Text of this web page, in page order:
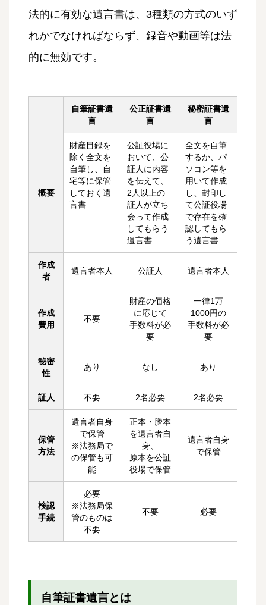
法的に有効な遺言書は、3種類の方式のいず
れかでなければならず、録音や動画等は法
的に無効です。
自筆証書遺
言
公正証書遺
言
秘密証書遺
言
概要
財産目録を
除く全文を
自筆し、自
宅等に保管
しておく遺
言書
公証役場に
おいて、公
証人に内容
を伝えて、
2人以上の
証人が立ち
会って作成
してもらう
遺言書
全文を自筆
するか、パ
ソコン等を
用いて作成
し、封印し
て公証役場
で存在を確
認してもら
う遺言書
作成
者
遺言者本人 公証人 遺言者本人
作成
費用
不要
財産の価格
に応じて
手数料が必
要
一律1万
1000円の
手数料が必
要
秘密
性
あり なし あり
証人 不要 2名必要 2名必要
保管
方法
遺言者自身
で保管
※法務局で
の保管も可
能
正本・謄本
を遺言者自
身、
原本を公証
役場で保管
遺言者自身
で保管
検認
手続
必要
※法務局保
管のものは
不要
不要 必要
自筆証書遺言とは